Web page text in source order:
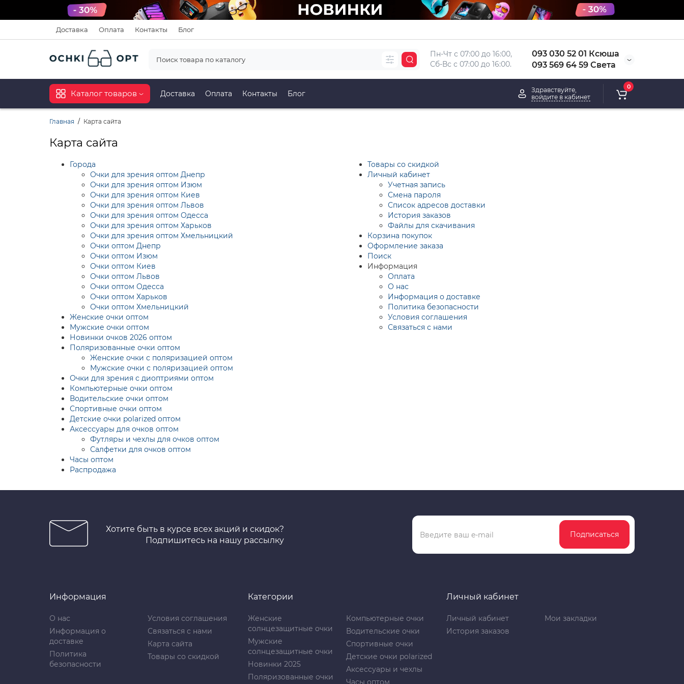
Доставка Оплата Контакты Блог
Пн-Чт с 07:00 до 16:00,
Сб-Вс с 07:00 до 16:00.
093 030 52 01 Ксюша
093 569 64 59 Света
Каталог товаров Доставка Оплата Контакты Блог
Здравствуйте,
войдите в кабинет
0
Главная Карта сайта
Карта сайта
Города
Очки для зрения оптом Днепр
Очки для зрения оптом Изюм
Очки для зрения оптом Киев
Очки для зрения оптом Львов
Очки для зрения оптом Одесса
Очки для зрения оптом Харьков
Очки для зрения оптом Хмельницкий
Очки оптом Днепр
Очки оптом Изюм
Очки оптом Киев
Очки оптом Львов
Очки оптом Одесса
Очки оптом Харьков
Очки оптом Хмельницкий
Женские очки оптом
Мужские очки оптом
Новинки очков 2026 оптом
Поляризованные очки оптом
Женские очки с поляризацией оптом
Мужские очки с поляризацией оптом
Очки для зрения с диоптриями оптом
Компьютерные очки оптом
Водительские очки оптом
Спортивные очки оптом
Детские очки polarized оптом
Аксессуары для очков оптом
Футляры и чехлы для очков оптом
Салфетки для очков оптом
Часы оптом
Распродажа
Товары со скидкой
Личный кабинет
Учетная запись
Смена пароля
Список адресов доставки
История заказов
Файлы для скачивания
Корзина покупок
Оформление заказа
Поиск
Информация
Оплата
О нас
Информация о доставке
Политика безопасности
Условия соглашения
Связаться с нами
Хотите быть в курсе всех акций и скидок?
Подпишитесь на нашу рассылку
Подписаться
Информация
О нас
Информация о
доставке
Политика
безопасности
Условия соглашения
Связаться с нами
Карта сайта
Товары со скидкой
Категории
Женские
солнцезащитные очки
Мужские
солнцезащитные очки
Новинки 2025
Поляризованные очки
Компьютерные очки
Водительские очки
Спортивные очки
Детские очки polarized
Аксессуары и чехлы
Часы оптом
Личный кабинет
Личный кабинет
История заказов
Мои закладки